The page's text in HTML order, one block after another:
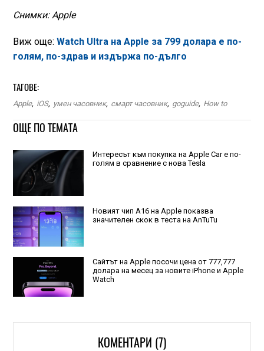
Снимки: Apple
Виж още: Watch Ultra на Apple за 799 долара е по-
голям, по-здрав и издържа по-дълго
ТАГОВЕ:
Apple, iOS, умен часовник, смарт часовник, goguide, How to
ОЩЕ ПО ТЕМАТА
Интересът към покупка на Apple Car е по-
голям в сравнение с нова Tesla
Новият чип A16 на Apple показва
значителен скок в теста на AnTuTu
Сайтът на Apple посочи цена от 777,777
долара на месец за новите iPhone и Apple
Watch
КОМЕНТАРИ (7)